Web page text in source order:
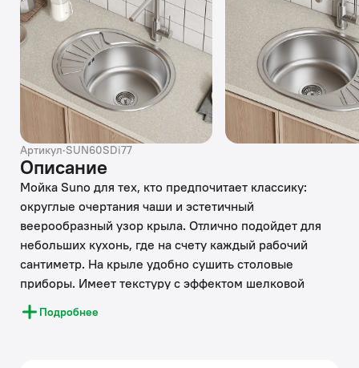
Артикул·SUN60SDi77
Описание
Мойка Suno для тех, кто предпочитает классику:
округлые очертания чаши и эстетичный
веерообразный узор крыла. Отлично подойдет для
небольших кухонь, где на счету каждый рабочий
сантиметр. На крыле удобно сушить столовые
приборы. Имеет текстуру с эффектом шелковой
поверхности благодаря специальной обработке
стали.
Подробнее